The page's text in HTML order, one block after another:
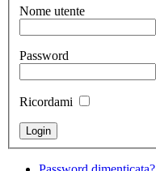
Nome utente
Password
Ricordami